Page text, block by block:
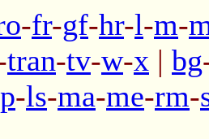
-fr-gf-hr-l-m-
tran-tv-w-x | bg
-ls-ma-me-rm-